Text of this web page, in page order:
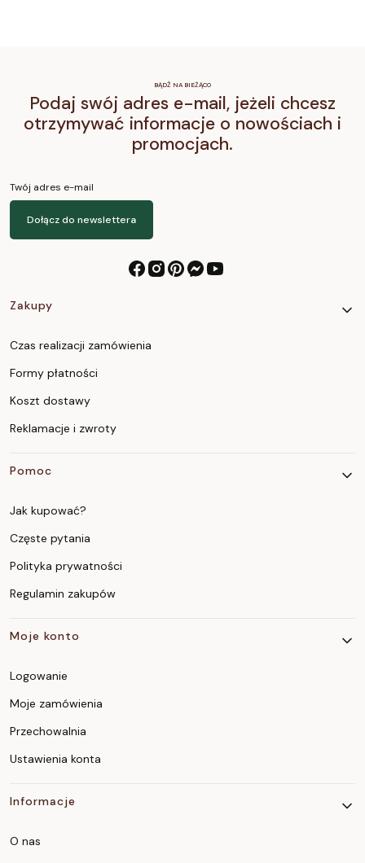
BĄDŹ NA BIEŻĄCO
Podaj swój adres e-mail, jeżeli chcesz
otrzymywać informacje o nowościach i
promocjach.
Twój adres e-mail
Dołącz do newslettera
Linki w stopce
Zakupy
Czas realizacji zamówienia
Formy płatności
Koszt dostawy
Reklamacje i zwroty
Pomoc
Jak kupować?
Częste pytania
Polityka prywatności
Regulamin zakupów
Moje konto
Logowanie
Moje zamówienia
Przechowalnia
Ustawienia konta
Informacje
O nas